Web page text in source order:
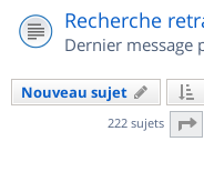
Recherche
Dernier message
Nouveau sujet
222 sujets